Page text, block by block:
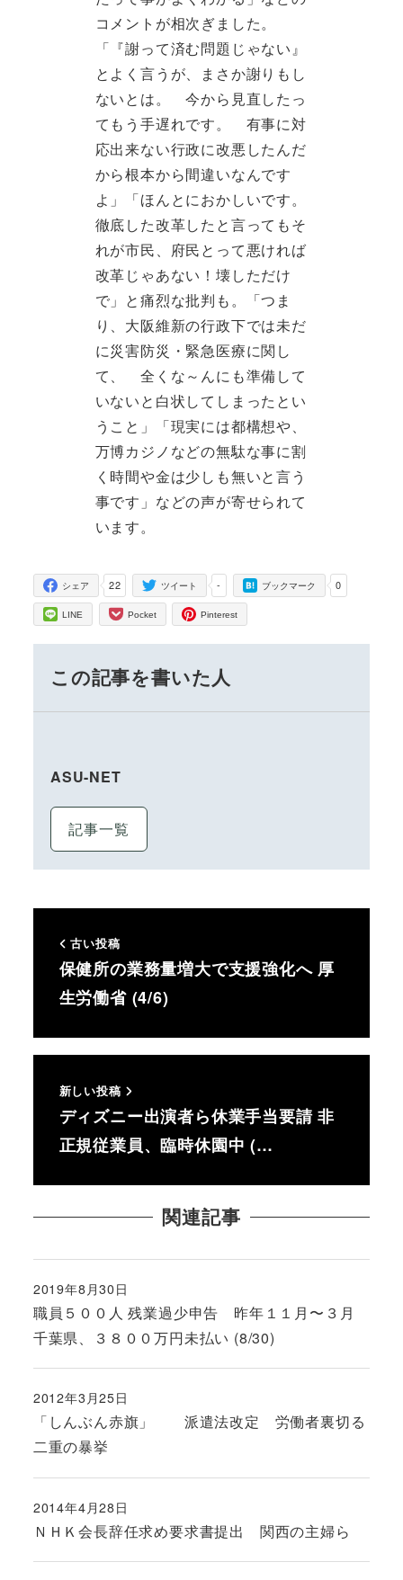
コメントが相次ぎました。
「『謝って済む問題じゃない』
とよく言うが、まさか謝りもし
ないとは。 今から見直したっ
てもう手遅れです。 有事に対
応出来ない行政に改悪したんだ
から根本から間違いなんです
よ」「ほんとにおかしいです。
徹底した改革したと言ってもそ
れが市民、府民とって悪ければ
改革じゃあない！壊しただけ
で」と痛烈な批判も。「つま
り、大阪維新の行政下では未だ
に災害防災・緊急医療に関し
て、 全くな～んにも準備して
いないと白状してしまったとい
うこと」「現実には都構想や、
万博カジノなどの無駄な事に割
く時間や金は少しも無いと言う
事です」などの声が寄せられて
います。
22
シェア -
ツイート 0
ブックマーク
LINE Pocket Pinterest
この記事を書いた人
ASU-NET
記事一覧
古い投稿
保健所の業務量増大で支援強化へ 厚
生労働省 (4/6)
新しい投稿
ディズニー出演者ら休業手当要請 非
正規従業員、臨時休園中 (…
関連記事
職員５００人 残業過少申告 昨年１１月〜３月
千葉県、３８００万円未払い (8/30)
投稿日
2019年8月30日
「しんぶん赤旗」 派遣法改定 労働者裏切る
二重の暴挙
投稿日
2012年3月25日
ＮＨＫ会長辞任求め要求書提出 関西の主婦ら
投稿日
2014年4月28日